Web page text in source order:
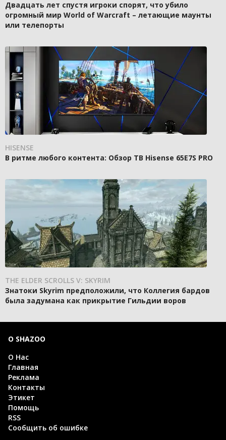
Двадцать лет спустя игроки спорят, что убило
огромный мир World of Warcraft – летающие маунты
или телепорты
HISENSE
В ритме любого контента: Обзор ТВ Hisense 65E7S PRO
THE ELDER SCROLLS V: SKYRIM
Знатоки Skyrim предположили, что Коллегия бардов
была задумана как прикрытие Гильдии воров
О SHAZOO
О Нас
Главная
Реклама
Контакты
Этикет
Помощь
RSS
Сообщить об ошибке